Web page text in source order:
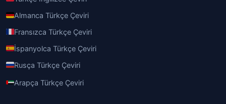
Almanca Türkçe Çeviri
Fransızca Türkçe Çeviri
İspanyolca Türkçe Çeviri
Rusça Türkçe Çeviri
Arapça Türkçe Çeviri